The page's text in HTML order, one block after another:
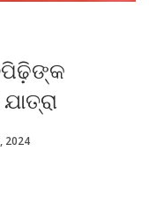
2024